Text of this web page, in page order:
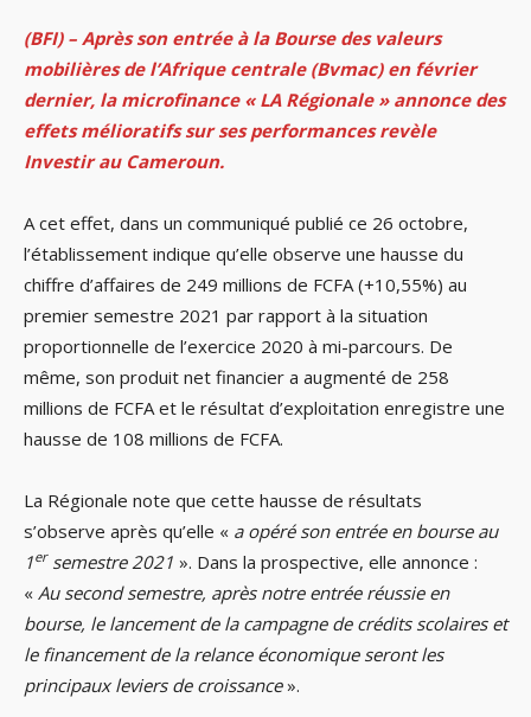
(BFI) – Après son entrée à la Bourse des valeurs
mobilières de l’Afrique centrale (Bvmac) en février
dernier, la microfinance « LA Régionale »annonce des
effets mélioratifs sur ses performances revèle
Investir au Cameroun.
A cet effet, dans un communiqué publié ce 26 octobre,
l’établissement indique qu’elle observe une hausse du
chiffre d’affaires de 249 millions de FCFA (+10,55%) au
premier semestre 2021 par rapport à la situation
proportionnelle de l’exercice 2020 à mi-parcours. De
même, son produit net financier a augmenté de 258
millions de FCFA et le résultat d’exploitation enregistre une
hausse de 108 millions de FCFA.
La Régionale note que cette hausse de résultats
s’observe après qu’elle « a opéré son entrée en bourse au
1ersemestre 2021 ». Dans la prospective, elle annonce :
« Au second semestre, après notre entrée réussie en
bourse, le lancement de la campagne de crédits scolaires et
le financement de la relance économique seront les
principaux leviers de croissance».